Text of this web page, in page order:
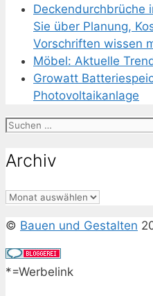
Deckendurchbrüche
Sie über Planung,
Vorschriften wissen
Möbel: Aktuelle
Growatt
Photovoltaikanlage
Suchen
Archiv
Archiv
© Bauen und Gestalten
*=Werbelink